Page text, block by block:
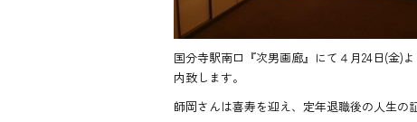
国分寺駅南口『次男画廊』にて４月24日(金)
内致します。
師岡さんは喜寿を迎え、定年退職後の人生